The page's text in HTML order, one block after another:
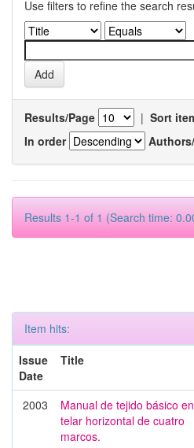
Use filters to refine the search
Results/Page | Sort
In order
Results 1-1 of 1 (Search time:
Item hits:
Issue
Date
Title
2003
Manual de tejido básico en
telar horizontal de cuatro
marcos.